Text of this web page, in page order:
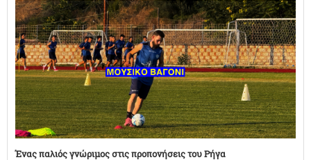
Ένας παλιός γνώριμος στις προπονήσεις του Ρήγα